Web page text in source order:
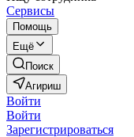
Сервисы
Помощь
Ещё
Поиск
Агириш
Войти
Войти
Зарегистрироваться